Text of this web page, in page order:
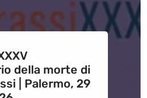
della morte di
| Palermo, 29